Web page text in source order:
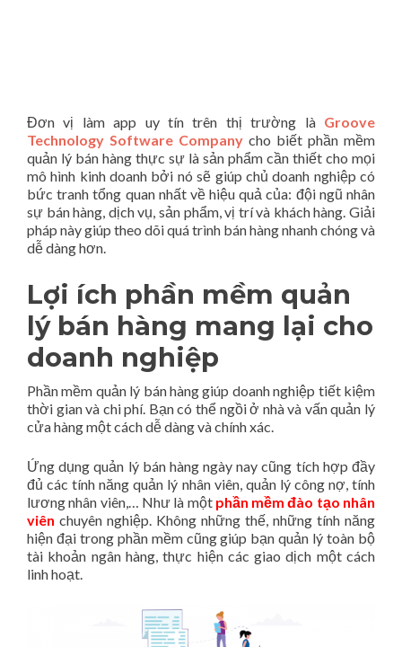
Đơn vị làm app uy tín trên thị trường là Groove
Technology Software Company cho biết phần mềm
quản lý bán hàng thực sự là sản phẩm cần thiết cho mọi
mô hình kinh doanh bởi nó sẽ giúp chủ doanh nghiệp có
bức tranh tổng quan nhất về hiệu quả của: đội ngũ nhân
sự bán hàng, dịch vụ, sản phẩm, vị trí và khách hàng. Giải
pháp này giúp theo dõi quá trình bán hàng nhanh chóng và
dễ dàng hơn.
Lợi ích phần mềm quản
lý bán hàng mang lại cho
doanh nghiệp
Phần mềm quản lý bán hàng giúp doanh nghiệp tiết kiệm
thời gian và chi phí. Bạn có thể ngồi ở nhà và vấn quản lý
cửa hàng một cách dễ dàng và chính xác.
Ứng dụng quản lý bán hàng ngày nay cũng tích hợp đầy
đủ các tính năng quản lý nhân viên, quản lý công nợ, tính
lương nhân viên,… Như là một phần mềm đào tạo nhân
viên chuyên nghiệp. Không những thế, những tính năng
hiện đại trong phần mềm cũng giúp bạn quản lý toàn bộ
tài khoản ngân hàng, thực hiện các giao dịch một cách
linh hoạt.